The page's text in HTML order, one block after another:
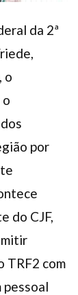
da 2ª
o
por
do CJF,
TRF2 com
pessoal